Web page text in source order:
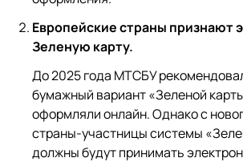
Европейские страны признают
Зеленую карту.
До 2025 года МТСБУ
бумажный вариант «Зеленой
оформляли онлайн. Однако с
страны-участницы системы
должны будут принимать